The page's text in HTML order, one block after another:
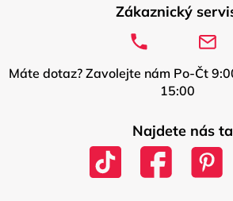
Zákaznický
Máte dotaz? Zavolejte nám Po-Čt
15:00
Najdete nás